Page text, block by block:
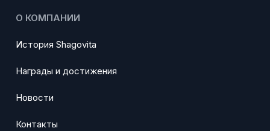
О КОМПАНИИ
История Shagovita
Награды и достижения
Новости
Контакты